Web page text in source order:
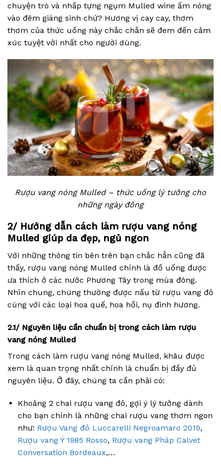
chuyện trò và nhấp tựng ngụm Mulled wine ấm nóng
vào đêm giáng sinh chứ? Hương vị cay cay, thơm
thơm của thức uống này chắc chắn sẽ đem đến cảm
xúc tuyệt vời nhất cho người dùng.
Rượu vang nóng Mulled – thức uống lý tưởng cho
những ngày đông
2/ Hướng dẫn cách làm rượu vang nóng
Mulled giúp da đẹp, ngủ ngon
Với những thông tin bên trên bạn chắc hẳn cũng đã
thấy, rượu vang nóng Mulled chính là đồ uống được
ưa thích ở các nước Phương Tây trong mùa đông.
Nhìn chung, chúng thường được nấu từ rượu vang đỏ
cùng với các loại hoa quế, hoa hồi, nụ đinh hương.
2.1/ Nguyên liệu cần chuẩn bị trong cách làm rượu
vang nóng Mulled
Trong cách làm rượu vang nóng Mulled, khâu được
xem là quan trọng nhất chính là chuẩn bị đầy đủ
nguyên liệu. Ở đây, chúng ta cần phải có:
Khoảng 2 chai rượu vang đỏ, gợi ý lý tưởng dành
cho bạn chính là những chai rượu vang thơm ngon
như: Rượu Vang đỏ Luccarelli Negroamaro 2019,
Rượu vang Ý 1985 Rosso, Rượu vang Pháp Calvet
Conversation Bordeaux,…